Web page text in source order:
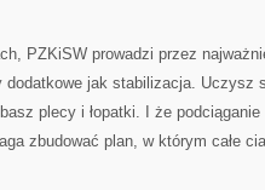
PZKiSW prowadzi przez
dodatkowe jak stabilizacja. Uczysz
plecy i łopatki. I że
zbudować plan, w którym całe